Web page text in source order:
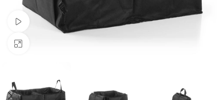
Video ansehen